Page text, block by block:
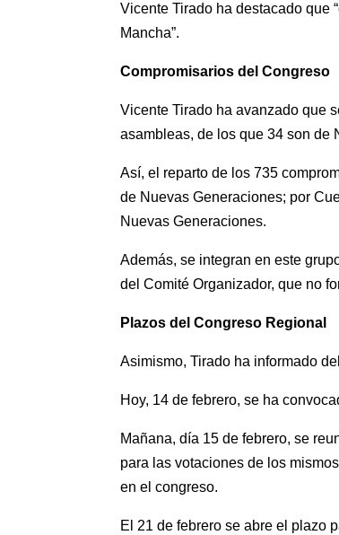
Vicente Tirado ha destacado que
Mancha”.
Compromisarios del Congreso
Vicente Tirado ha avanzado que
asambleas, de los que 34 son de
Así, el reparto de los 735
de Nuevas Generaciones; por
Nuevas Generaciones.
Además, se integran en este
del Comité Organizador, que no
Plazos del Congreso Regional
Asimismo, Tirado ha informado
Hoy, 14 de febrero, se ha
Mañana, día 15 de febrero, se
para las votaciones de los
en el congreso.
El 21 de febrero se abre el plazo